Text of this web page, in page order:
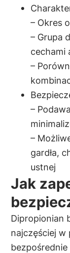
– Okres
– Grupa
cechami
–
–
–
gardła,
ustnej
Jak
Dipropionian
najczęściej w